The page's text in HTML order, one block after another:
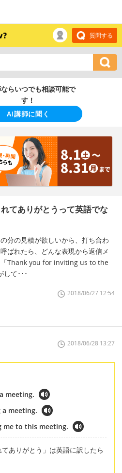
質問する
らいつでも相談可能で
す！
AI講師に聞く
てありがとうって英語でな
分の見積が欲しいから、打ち合わ
ばれたら、どんな表現から返信メ
「Thank you for inviting us to the
て･･･
2018/06/27 12:54
2018/06/28 13:27
meeting.
meeting.
to this meeting.
てありがとう」は英語に訳したら